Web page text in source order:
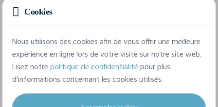
bodywarmer
Caractéristiques
Cookies
Nous utilisons des cookies afin de vous offrir une meilleure
expérience en ligne lors de votre visite sur notre site web.
Lisez notrepolitique de confidentialitépour plus
d'informations concernant les cookies utilisés.